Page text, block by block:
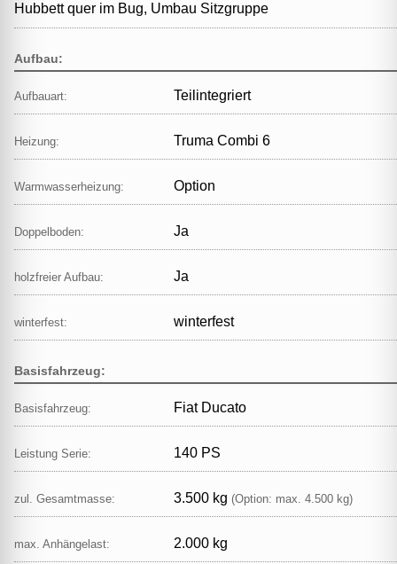
Hubbett quer im Bug, Umbau Sitzgruppe
Aufbau:
Aufbauart: Teilintegriert
Heizung: Truma Combi 6
Warmwasserheizung: Option
Doppelboden: Ja
holzfreier Aufbau: Ja
winterfest: winterfest
Basisfahrzeug:
Basisfahrzeug: Fiat Ducato
Leistung Serie: 140 PS
zul. Gesamtmasse: 3.500 kg (Option: max. 4.500 kg)
max. Anhängelast: 2.000 kg